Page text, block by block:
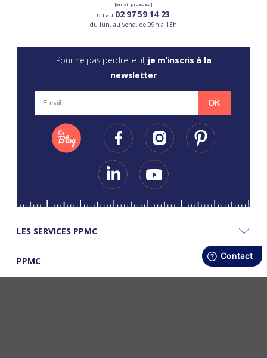
[email protected]
ou au 02 97 59 14 23
du lun. au vend. de 09h à 13h
Pour ne pas perdre le fil, je m’inscris à la
newsletter
OK
LES SERVICES PPMC
PPMC